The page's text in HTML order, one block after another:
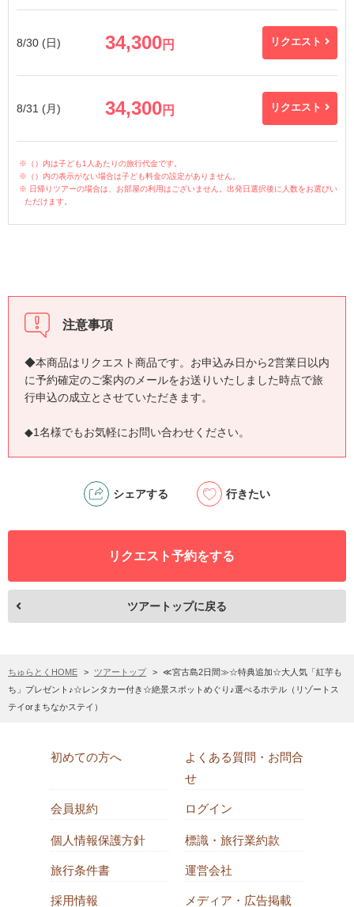
8/30 (日) 34,300円 リクエスト
8/31 (月) 34,300円 リクエスト
※（）内は子ども1人あたりの旅行代金です。
※（）内の表示がない場合は子ども料金の設定がありません。
※ 日帰りツアーの場合は、お部屋の利用はございません。出発日選択後に人数をお選びい
ただけます。
注意事項
◆本商品はリクエスト商品です。お申込み日から2営業日以内
に予約確定のご案内のメールをお送りいたしました時点で旅
行申込の成立とさせていただきます。
◆1名様でもお気軽にお問い合わせください。
シェアする 行きたい
リクエスト予約をする
ツアートップに戻る
ちゅらとくHOME ツアートップ
≪宮古島2日間≫☆特典追加☆大人気「紅芋も
ち」プレゼント♪☆レンタカー付き☆絶景スポットめぐり♪選べるホテル（リゾートス
テイorまちなかステイ）
初めての方へ
よくある質問・お問合
せ
会員規約 ログイン
個人情報保護方針 標識・旅行業約款
旅行条件書 運営会社
採用情報 メディア・広告掲載